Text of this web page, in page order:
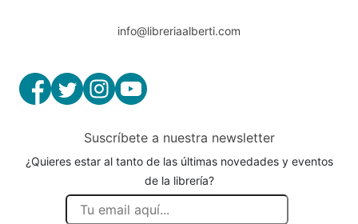
info@libreriaalberti.com
Suscríbete a nuestra newsletter
¿Quieres estar al tanto de las últimas novedades y eventos
de la librería?